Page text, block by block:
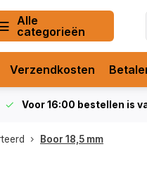
Alle
categorieën
Verzendkosten
Voor 16:00 bestellen is
Boor 18,5 mm